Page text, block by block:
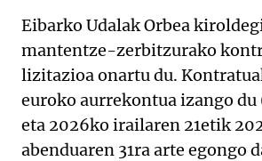
Eibarko Udalak Orbea
mantentze-zerbitzurako
lizitazioa onartu du.
euroko aurrekontua izango du
eta 2026ko irailaren 21etik
abenduaren 31ra arte egongo